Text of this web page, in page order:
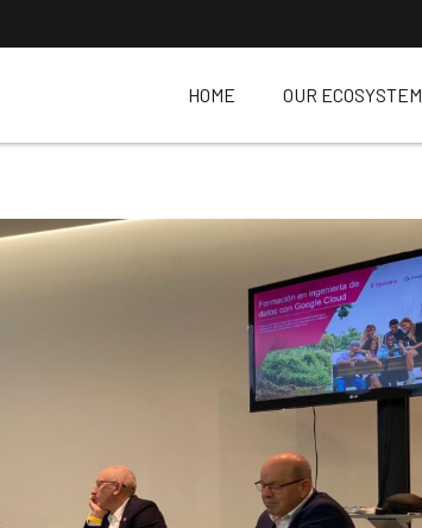
HOME OUR ECOSYSTEM